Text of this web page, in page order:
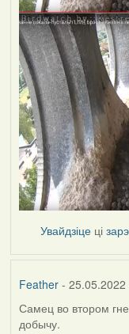
Увайдзіце ці
Feather- 25.05.2022
Самец во втором
добычу.